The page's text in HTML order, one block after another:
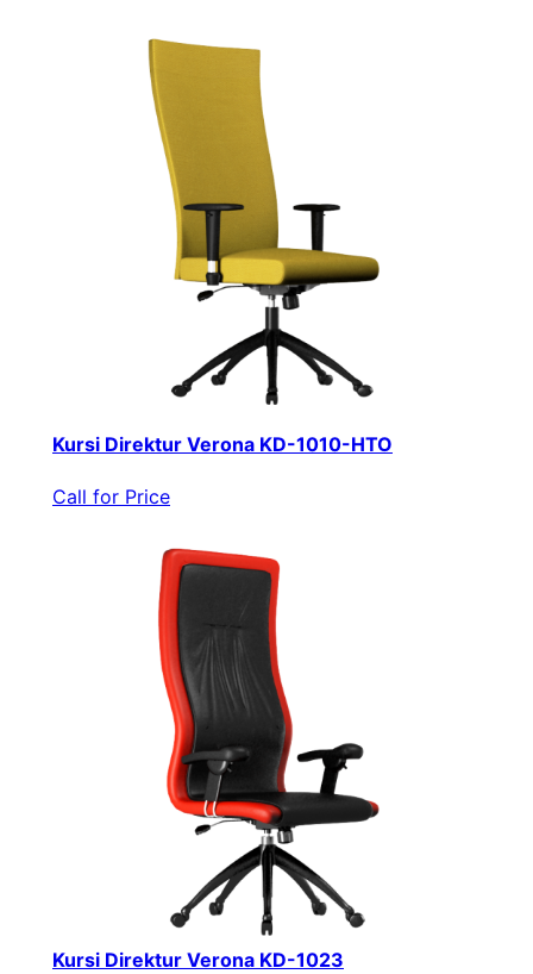
Kursi Direktur Verona KD-1010-HTO
Call for Price
Kursi Direktur Verona KD-1023